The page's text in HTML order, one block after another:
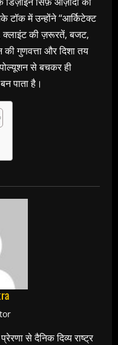
टॉक में उन्होंने “आर्किटेक्ट
क्लाइंट की ज़रूरतें, बजट,
गुणवत्ता और दिशा तय
से बचकर ही
पाता है।
से दैनिक दिव्य राष्ट्र